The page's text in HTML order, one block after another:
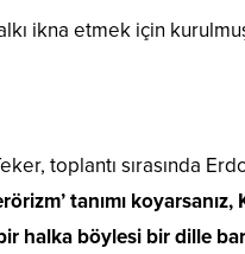
ikna etmek için
toplantı sırasında
tanımı
böylesi bir dille